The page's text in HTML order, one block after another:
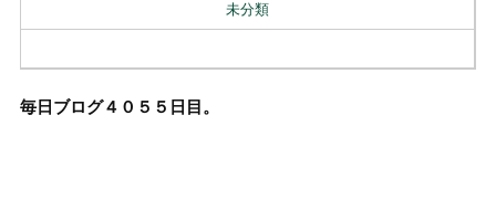
未分類
毎日ブログ４０５５ 日目。